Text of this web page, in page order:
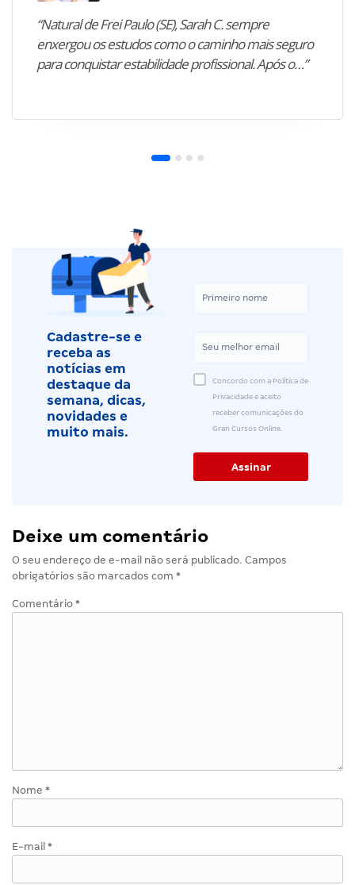
“Natural de Frei Paulo (SE), Sarah C. sempre
enxergou os estudos como o caminho mais seguro
para conquistar estabilidade profissional. Após o…”
Cadastre-se e
receba as
notícias em
destaque da
semana, dicas,
novidades e
muito mais.
Concordo com a Política de
Privacidade e aceito
receber comunicações do
Gran Cursos Online.
Deixe um comentário
O seu endereço de e-mail não será publicado. Campos
obrigatórios são marcados com *
Comentário *
Nome *
E-mail *